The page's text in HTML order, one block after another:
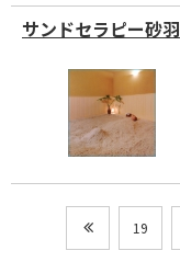
サンドセラピー砂羽
19